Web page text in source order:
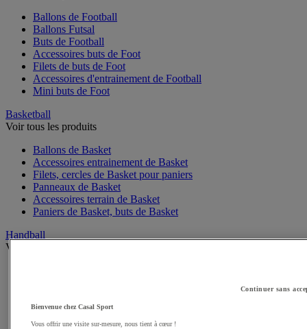
Ballons de Football
Ballons Futsal
Buts de Football
Accessoires buts de Foot
Filets de buts de Foot
Accessoires d'entrainement de Football
Mini buts de Foot
Basketball
Voir tous les produits
Ballons de Basket
Accessoires entrainement de Basket
Filets, cercles de Basket pour paniers
Panneaux de Basket
Accessoires terrain de Basket
Paniers de Basket, buts de Basket
Handball
Voir tous les produits
Accessoires d'entrainement de Handball
Accessoires buts de Hand
Continuer sans
Bienvenue chez Casal Sport
Vous offrir une visite sur-mesure, nous tient à cœur !